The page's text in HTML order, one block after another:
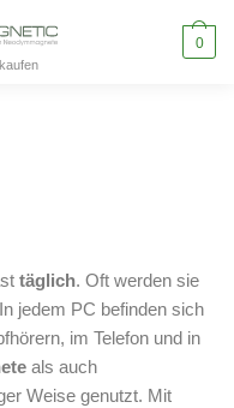
0
täglich. Oft werden sie
jedem PC befinden sich
im Telefon und in
als auch
Weise genutzt. Mit